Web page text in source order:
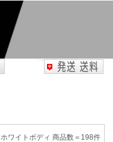
ワイトボディ 商品数＝198件